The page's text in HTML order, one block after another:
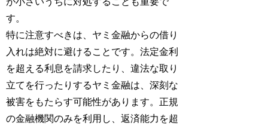
す。
特に注意すべきは、ヤミ金融からの借り
入れは絶対に避けることです。法定金利
を超える利息を請求したり、違法な取り
立てを行ったりするヤミ金融は、深刻な
被害をもたらす可能性があります。正規
の金融機関のみを利用し、返済能力を超